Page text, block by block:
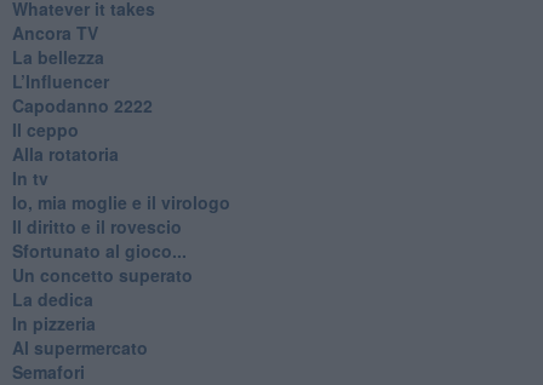
Whatever it takes
Ancora TV
La bellezza
L’Influencer
​Capodanno 2222
Il ceppo
Alla rotatoria
In tv
Io, mia moglie e il virologo
Il diritto e il rovescio
Sfortunato al gioco...
Un concetto superato
La dedica
In pizzeria
Al supermercato
Semafori